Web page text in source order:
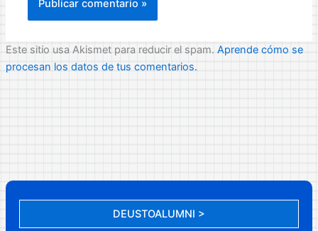
DEUSTOALUMNI >
Este sitio usa Akismet para reducir el spam.Aprende cómo se
procesan los datos de tus comentarios.